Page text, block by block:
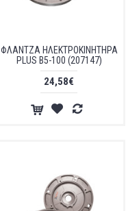
ΦΛΑΝΤΖΑ ΗΛΕΚΤΡΟΚΙΝΗΤΗΡΑ
PLUS B5-100 (207147)
24,58€